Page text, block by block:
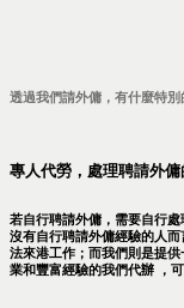
透過我們請外傭，有什麼特別
專人代勞，處理聘請外
若自行聘請外傭，需要自行
沒有自行聘請外傭經驗的人
法來港工作；而我們則是提
業和豐富經驗的我們代辦 ，可